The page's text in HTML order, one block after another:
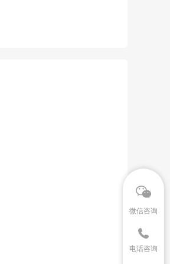
微信咨询
电话咨询